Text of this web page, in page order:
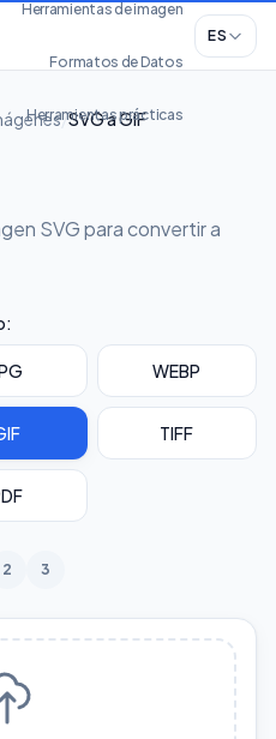
Herramientas de imagen
Formatos de Datos
Herramientas prácticas
ES
/SVG a GIF
SVG para convertir a
WEBP
TIFF
2 3